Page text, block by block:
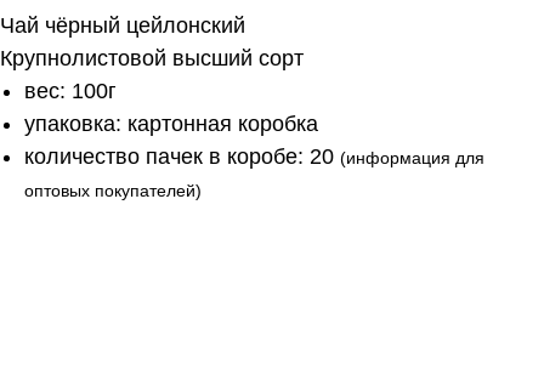
Чай чёрный цейлонский
Крупнолистовой высший сорт
вес: 100г
упаковка: картонная коробка
количество пачек в коробе: 20 (информация для
оптовых покупателей)